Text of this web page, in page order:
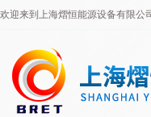
欢迎来到上海熠恒能源设备有限公